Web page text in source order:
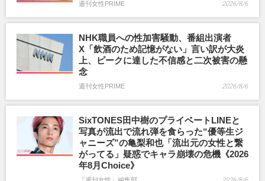
週刊女性PRIME 2026/8/6
NHK職員への性加害騒動、番組出演者
X「飲酒のため記憶がない」言い訳が大炎
上、ピークに達した不信感と二次被害の懸
念
週刊女性PRIME 2026/8/6
SixTONES田中樹のプライベートLINEと
写真が流出で流れ弾を食らった“優等生ジ
ャニーズ”の亀梨和也「流出元の女性と繋
がってる」疑惑でキャラ崩壊の危機《2026
年8月Choice》